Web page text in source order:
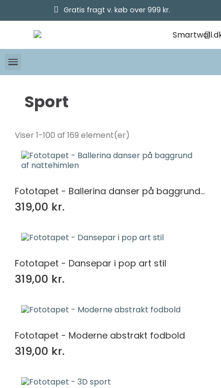
Gratis fragt v. køb over 999 kr.
Basketball
30
Fodbold
83
Formel 1
Pris
254x184
169
270x180
315x210
169
368x254
169
368x280
416x254
169
Sport
Viser 1-100 af 169 element(er)
Fototapet - Ballerina danser på baggrund af nattehimlen
319,00 kr.
Fototapet - Dansepar i pop art stil
319,00 kr.
Fototapet - Moderne abstrakt fodbold
319,00 kr.